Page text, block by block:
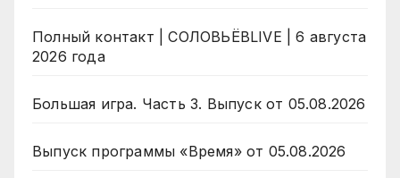
Полный контакт | СОЛОВЬЁВLIVE | 6 августа
2026 года
Большая игра. Часть 3. Выпуск от 05.08.2026
Выпуск программы «Время» от 05.08.2026